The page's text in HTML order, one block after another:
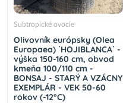
Subtropické ovocie
Olivovník európsky (Olea
Europaea) ´HOJIBLANCA´ -
výška 150-160 cm, obvod
kmeňa 100/110 cm -
BONSAJ - STARÝ A VZÁCNY
EXEMPLÁR - VEK 50-60
rokov (-12°C)